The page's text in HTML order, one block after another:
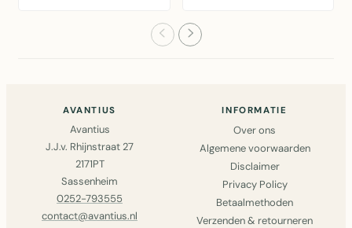
AVANTIUS
Avantius
J.J.v. Rhijnstraat 27
2171PT
Sassenheim
0252-793555
contact@avantius.nl
INFORMATIE
Over ons
Algemene voorwaarden
Disclaimer
Privacy Policy
Betaalmethoden
Verzenden & retourneren